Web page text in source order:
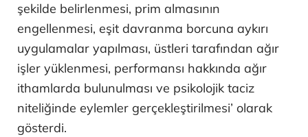
şekilde belirlenmesi, prim almasının
engellenmesi, eşit davranma borcuna aykırı
uygulamalar yapılması, üstleri tarafından ağır
işler yüklenmesi, performansı hakkında ağır
ithamlarda bulunulması ve psikolojik taciz
niteliğinde eylemler gerçekleştirilmesi’ olarak
gösterdi.